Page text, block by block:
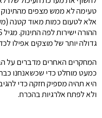
טעימה לא ממש מצפים מהתינוק
אלא לטעום כמות מאוד קטנה
גדולה יותר של מוצקים אפילו
המחקרים האחרים מדברים על
כמעט מוחלט כדי שכשאנחנו
היא תהיה מספיק חזקה כדי
ולא לפתח אלרגיות בהכרח.